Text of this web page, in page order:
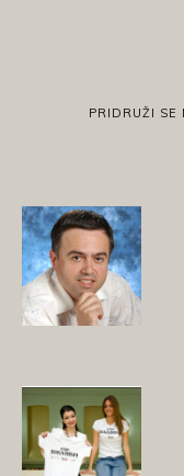
PRIDRUŽI SE